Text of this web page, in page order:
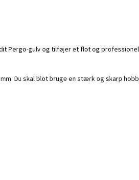
Pergo-gulv og tilføjer et flot og
Du skal blot bruge en stærk og skarp